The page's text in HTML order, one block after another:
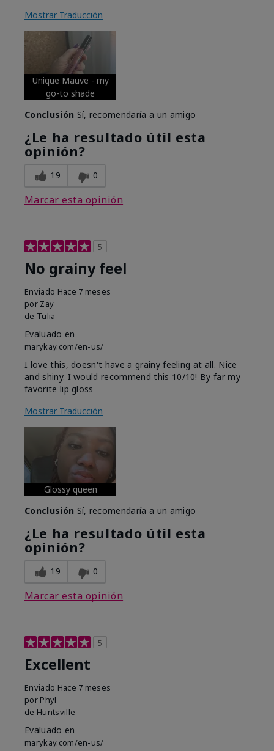
Mostrar Traducción
Unique Mauve - my
go-to shade
Conclusión Sí, recomendaría a un amigo
¿Le ha resultado útil esta
opinión?
19 0
Marcar esta opinión
5
No grainy feel
Enviado Hace 7 meses
por Zay
de Tulia
Evaluado en
marykay.com/en-us/
I love this, doesn't have a grainy feeling at all. Nice
and shiny. I would recommend this 10/10! By far my
favorite lip gloss
Mostrar Traducción
Glossy queen
Conclusión Sí, recomendaría a un amigo
¿Le ha resultado útil esta
opinión?
19 0
Marcar esta opinión
5
Excellent
Enviado Hace 7 meses
por Phyl
de Huntsville
Evaluado en
marykay.com/en-us/